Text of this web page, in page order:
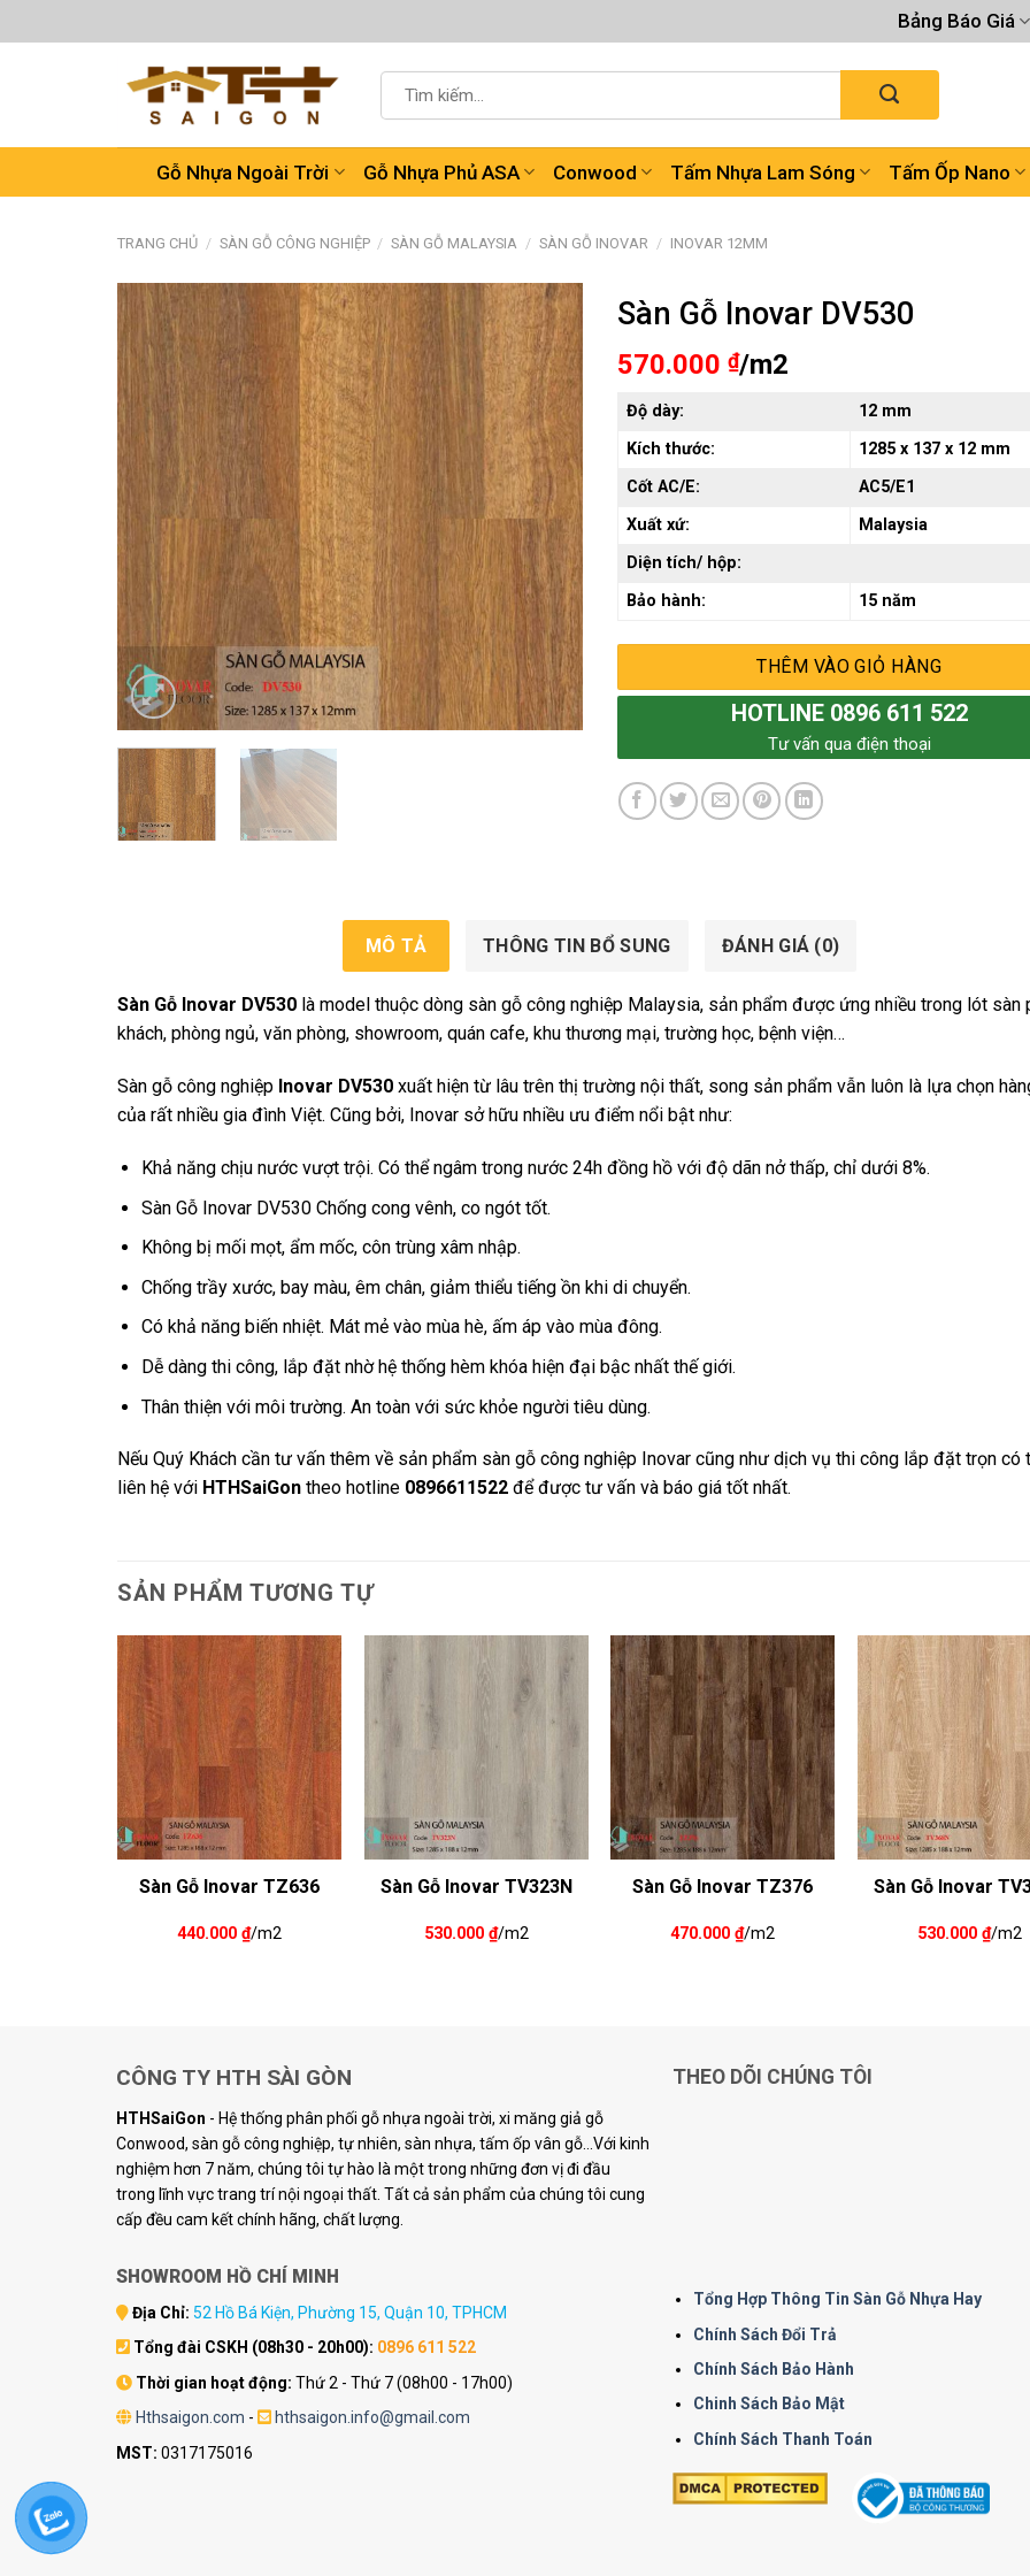
đến
Bảng Báo Giá
kiếm:
Gỗ Nhựa Ngoài Trời Gỗ Nhựa Phủ ASA Conwood Tấm Nhựa Lam Sóng Tấm Ốp Nano
TRANG CHỦ / SÀN GỖ CÔNG NGHIỆP / SÀN GỖ MALAYSIA / SÀN GỖ INOVAR / INOVAR 12MM
Sàn Gỗ Inovar DV530
570.000 ₫/m2
Độ dày:
12 mm
Kích thước:
1285 x 137 x 12 mm
Cốt AC/E:
AC5/E1
Xuất xứ:
Malaysia
Diện tích/ hộp:
Bảo hành:
15 năm
THÊM VÀO GIỎ HÀNG
HOTLINE 0896 611 522
Tư vấn qua điện thoại
MÔ TẢ THÔNG TIN BỔ SUNG ĐÁNH GIÁ (0)
Sàn Gỗ Inovar DV530 là model thuộc dòng sàn gỗ công nghiệp Malaysia, sản phẩm được ứng nhiều trong lót sàn
khách, phòng ngủ, văn phòng, showroom, quán cafe, khu thương mại, trường học, bệnh viện…
Sàn gỗ công nghiệp Inovar DV530 xuất hiện từ lâu trên thị trường nội thất, song sản phẩm vẫn luôn là lựa chọn
của rất nhiều gia đình Việt. Cũng bởi, Inovar sở hữu nhiều ưu điểm nổi bật như:
Khả năng chịu nước vượt trội. Có thể ngâm trong nước 24h đồng hồ với độ dãn nở thấp, chỉ dưới 8%.
Sàn Gỗ Inovar DV530 Chống cong vênh, co ngót tốt.
Không bị mối mọt, ẩm mốc, côn trùng xâm nhập.
Chống trầy xước, bay màu, êm chân, giảm thiểu tiếng ồn khi di chuyển.
Có khả năng biến nhiệt. Mát mẻ vào mùa hè, ấm áp vào mùa đông.
Dễ dàng thi công, lắp đặt nhờ hệ thống hèm khóa hiện đại bậc nhất thế giới.
Thân thiện với môi trường. An toàn với sức khỏe người tiêu dùng.
Nếu Quý Khách cần tư vấn thêm về sản phẩm sàn gỗ công nghiệp Inovar cũng như dịch vụ thi công lắp đặt trọn có
liên hệ với HTHSaiGon theo hotline 0896611522 để được tư vấn và báo giá tốt nhất.
SẢN PHẨM TƯƠNG TỰ
Sàn Gỗ Inovar TZ636
440.000 ₫/m2
Sàn Gỗ Inovar TV323N
530.000 ₫/m2
Sàn Gỗ Inovar TZ376
470.000₫/m2
Sàn Gỗ Inovar
530.000₫/m2
CÔNG TY HTH SÀI GÒN
HTHSaiGon - Hệ thống phân phối gỗ nhựa ngoài trời, xi măng giả gỗ
Conwood, sàn gỗ công nghiệp, tự nhiên, sàn nhựa, tấm ốp vân gỗ...Với kinh
nghiệm hơn 7 năm, chúng tôi tự hào là một trong những đơn vị đi đầu
trong lĩnh vực trang trí nội ngoại thất. Tất cả sản phẩm của chúng tôi cung
cấp đều cam kết chính hãng, chất lượng.
SHOWROOM HỒ CHÍ MINH
Địa Chỉ: 52 Hồ Bá Kiện, Phường 15, Quận 10, TPHCM
Tổng đài CSKH (08h30 - 20h00): 0896 611 522
Thời gian hoạt động: Thứ 2 - Thứ 7 (08h00 - 17h00)
Hthsaigon.com -
hthsaigon.info@gmail.com
MST: 0317175016
THEO DÕI CHÚNG TÔI
Tổng Hợp Thông Tin Sàn Gỗ Nhựa Hay
Chính Sách Đổi Trả
Chính Sách Bảo Hành
Chinh Sách Bảo Mật
Chính Sách Thanh Toán